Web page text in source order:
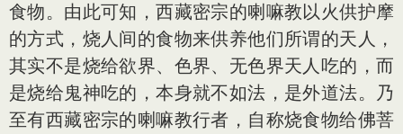
食物。由此可知，西藏密宗的喇嘛教以火供护摩
的方式，烧人间的食物来供养他们所谓的天人，
其实不是烧给欲界、色界、无色界天人吃的，而
是烧给鬼神吃的，本身就不如法，是外道法。乃
至有西藏密宗的喇嘛教行者，自称烧食物给佛菩